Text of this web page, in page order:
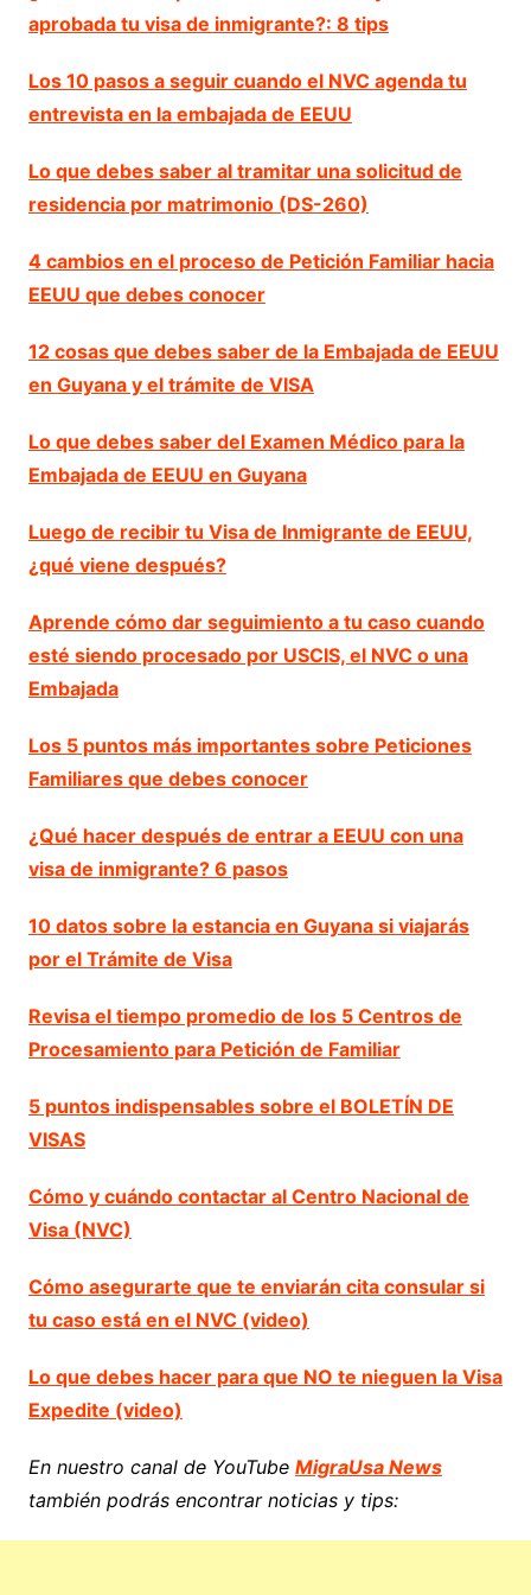
aprobada tu visa de inmigrante?: 8 tips
Los 10 pasos a seguir cuando el NVC agenda tu
entrevista en la embajada de EEUU
Lo que debes saber al tramitar una solicitud de
residencia por matrimonio (DS-260)
4 cambios en el proceso de Petición Familiar hacia
EEUU que debes conocer
12 cosas que debes saber de la Embajada de EEUU
en Guyana y el trámite de VISA
Lo que debes saber del Examen Médico para la
Embajada de EEUU en Guyana
Luego de recibir tu Visa de Inmigrante de EEUU,
¿qué viene después?
Aprende cómo dar seguimiento a tu caso cuando
esté siendo procesado por USCIS, el NVC o una
Embajada
Los 5 puntos más importantes sobre Peticiones
Familiares que debes conocer
¿Qué hacer después de entrar a EEUU con una
visa de inmigrante? 6 pasos
10 datos sobre la estancia en Guyana si viajarás
por el Trámite de Visa
Revisa el tiempo promedio de los 5 Centros de
Procesamiento para Petición de Familiar
5 puntos indispensables sobre el BOLETÍN DE
VISAS
Cómo y cuándo contactar al Centro Nacional de
Visa (NVC)
Cómo asegurarte que te enviarán cita consular si
tu caso está en el NVC (video)
Lo que debes hacer para que NO te nieguen la Visa
Expedite (video)
En nuestro canal de YouTube MigraUsa News
también podrás encontrar noticias y tips: